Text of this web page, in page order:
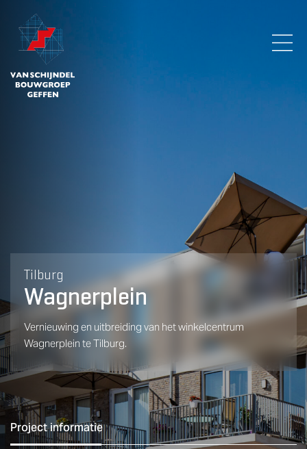
Tilburg
Wagnerplein
Vernieuwing en uitbreiding van het winkelcentrum
Wagnerplein te Tilburg.
Project informatie